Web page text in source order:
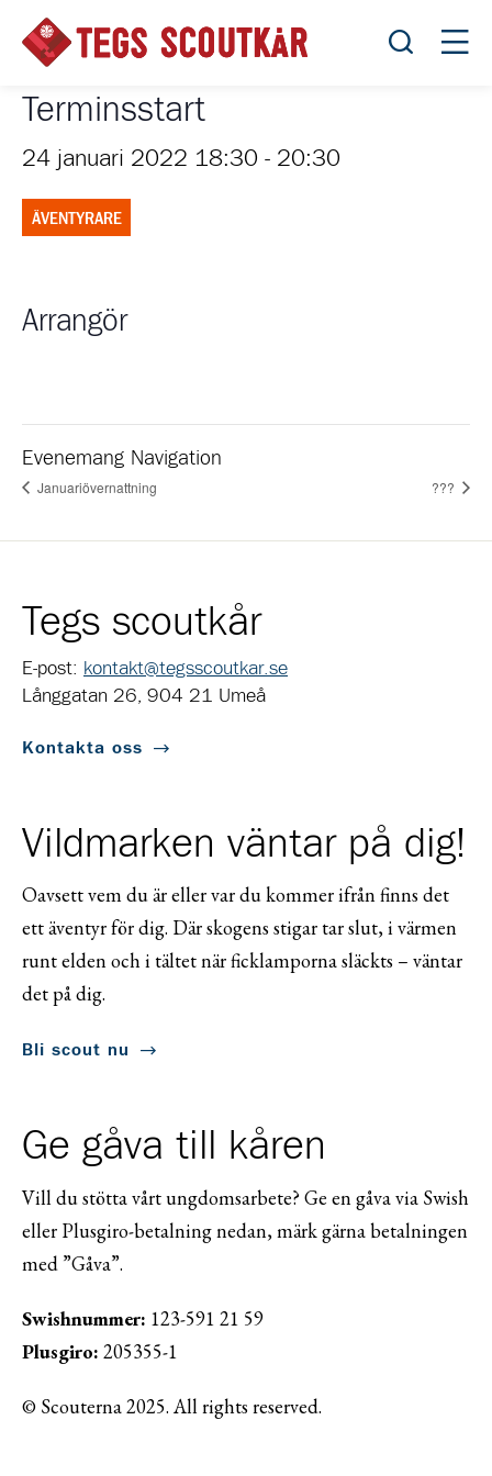
Öppna
Terminsstart
24 januari 2022 18:30 - 20:30
ÄVENTYRARE
Arrangör
Evenemang Navigation
Januariövernattning ???
Tegs scoutkår
E-post: kontakt@tegsscoutkar.se
Långgatan 26, 904 21 Umeå
Kontakta oss
Vildmarken väntar på dig!
Oavsett vem du är eller var du kommer ifrån finns det
ett äventyr för dig. Där skogens stigar tar slut, i värmen
runt elden och i tältet när ficklamporna släckts – väntar
det på dig.
Bli scout nu
Ge gåva till kåren
Vill du stötta vårt ungdomsarbete? Ge en gåva via Swish
eller Plusgiro-betalning nedan, märk gärna betalningen
med ”Gåva”.
Swishnummer: 123-591 21 59
Plusgiro: 205355-1
© Scouterna 2025. All rights reserved.